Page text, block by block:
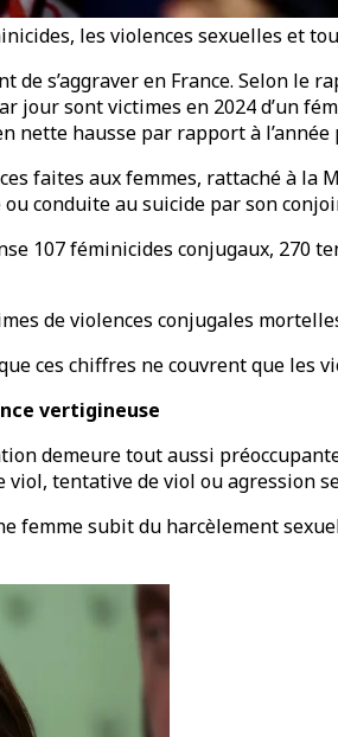
les violences sexuelles et
de s’aggraver en France. Selon
jour sont victimes en 2024 d’un
nette hausse par rapport à l’année
faites aux femmes, rattaché à
conduite au suicide par son
107 féminicides conjugaux,
de violences conjugales
ces chiffres ne couvrent que les
vertigineuse
demeure tout aussi
tentative de viol ou agression
femme subit du harcèlement